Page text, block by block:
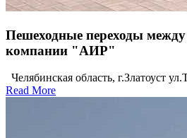
Пешеходные переходы
компании "АИР"
Челябинская область, г.Златоуст
Read More